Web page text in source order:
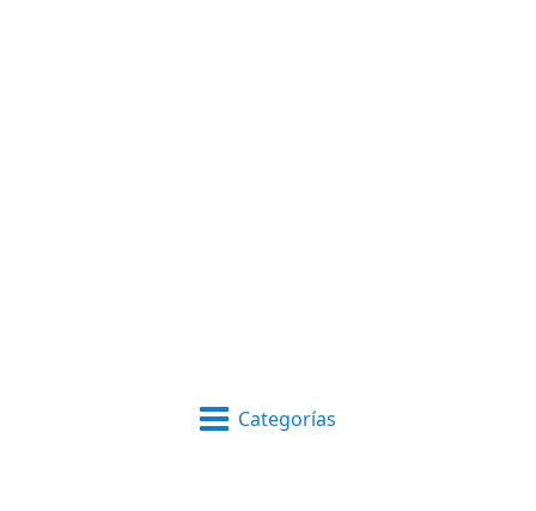
Categorías